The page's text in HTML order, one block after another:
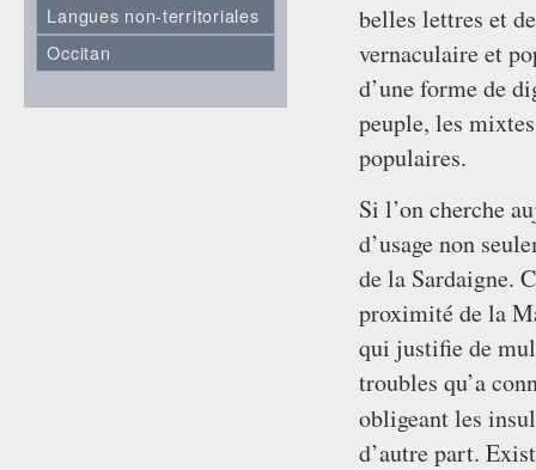
belles lettres et
vernaculaire et
d’une forme de
peuple, les
populaires.
Si l’on cherche
d’usage non
de la Sardaigne.
proximité de la
qui justifie de
troubles qu’a
obligeant les
d’autre part.
Langues non-territoriales
Occitan